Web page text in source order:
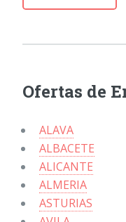
Ofertas de
ALAVA
ALBACETE
ALICANTE
ALMERIA
ASTURIAS